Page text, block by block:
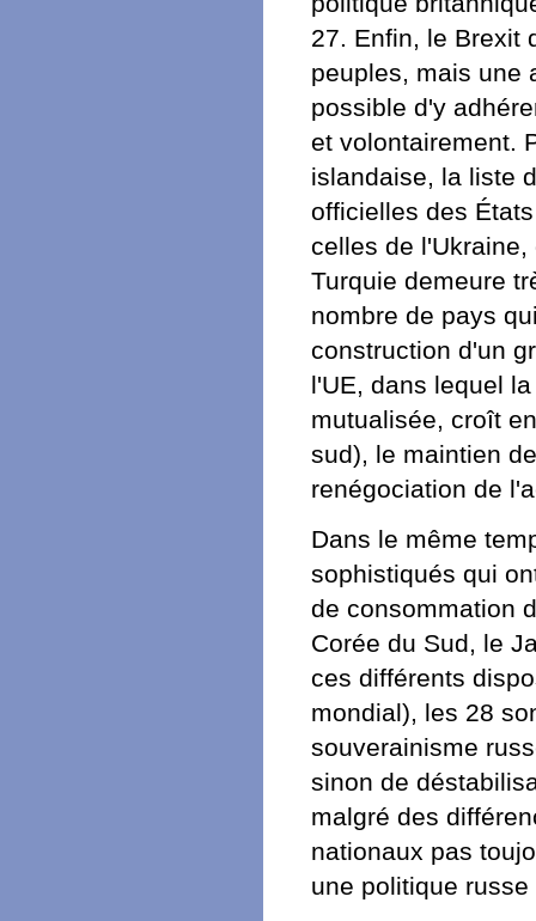
27. Enfin, le Brexit
peuples, mais une
possible d'y
et volontairement.
islandaise, la liste
officielles des
celles de
Turquie demeure
nombre de pays
construction d'un
l'UE, dans lequel
mutualisée, croît
sud), le maintien
renégociation de
Dans le même
sophistiqués qui
de consommation
Corée du Sud, le
ces différents
mondial), les 28
souverainisme
sinon de
malgré des
nationaux pas
une politique